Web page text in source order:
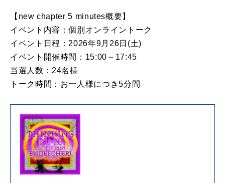
【new chapter 5 minutes概要】
イベント内容：個別オンライントーク
イベント日程：2026年9月26日(土)
イベント開催時間：15:00～17:45
当選人数：24名様
トーク時間：お一人様につき5分間